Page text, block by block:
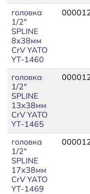
головка
1/2"
SPLINE
8х38мм
CrV YATO
YT-1460
головка
1/2"
SPLINE
13х38мм
CrV YATO
YT-1465
головка
1/2"
SPLINE
17х38мм
CrV YATO
YT-1469